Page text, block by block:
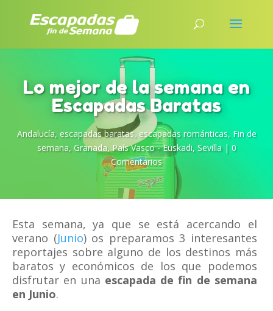
Lo mejor de la semana en
Escapadas Baratas
Andalucía, escapadas baratas, escapadas románticas, Fin de
semana, Granada, País Vasco - Euskadi, Sevilla| 0
Comentarios
Esta semana, ya que se está acercando el
verano (Junio) os preparamos 3 interesantes
reportajes sobre alguno de los destinos más
baratos y económicos de los que podemos
disfrutar en una escapada de fin de semana
en Junio.